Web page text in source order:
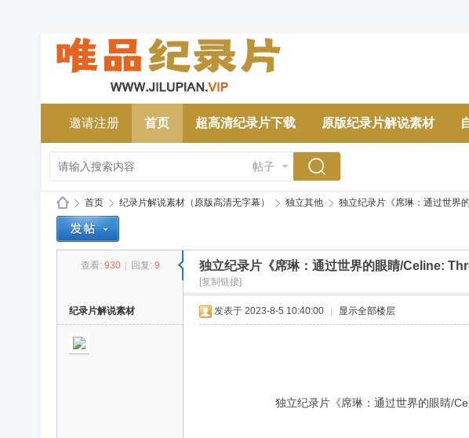
邀请注册 首页 超高清纪录片下载 原版纪录片解说素材
帖子
首页
›
纪录片解说素材（原版高清无字幕）
›
独立其他
›
独立纪录片《席琳：通过世界
查看: 930 回复: 9 独立纪录片《席琳：通过世界的眼睛/Celine:
[复制链接]
纪录片解说素材 发表于 2023-8-5 10:40:00 显示全部楼层
独立纪录片《席琳：通过世界的眼睛/